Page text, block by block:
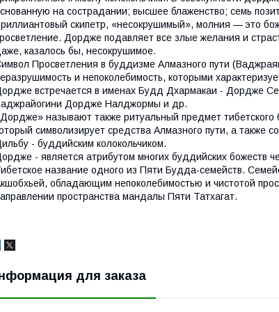
на сострадании; высшее блаженство; семь
скипетр, «несокрушимый», молния — это
Дордже подавляет все злые желания и
казалось бы, несокрушимое.
Просветления в буддизме Алмазного пути
и непоколебимость, которыми
встречается в именах Будд Дхармакаи - Дордже
Дордже Налджормы и др.
называют также ритуальный предмет тибетского
символизирует средства Алмазного пути, а также
- буддийским колокольчиком.
- является атрибутом многих буддийских божеств
название одного из Пяти Будда-семейств.
обладающим непоколебимостью и чистотой
пространства мандалы Пяти Татхагат.
для заказа